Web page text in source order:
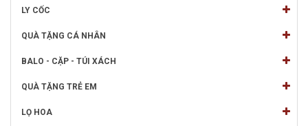
LY CỐC
QUÀ TẶNG CÁ NHÂN
BALO - CẶP - TÚI XÁCH
QUÀ TẶNG TRẺ EM
LỌ HOA